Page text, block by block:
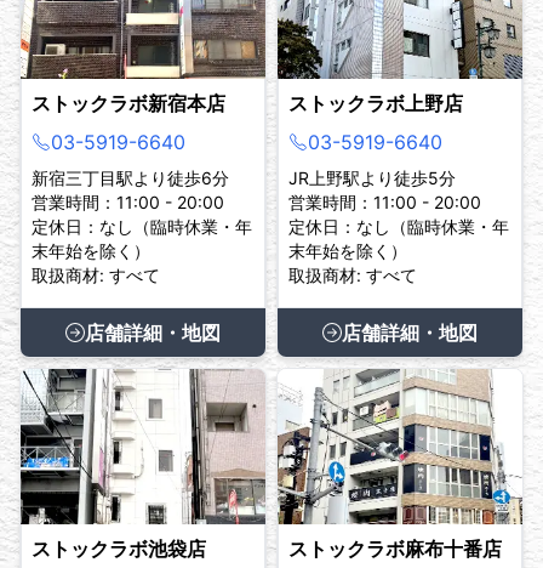
ストックラボ新宿本店
03-5919-6640
新宿三丁目駅より徒歩6分
営業時間：11:00 - 20:00
定休日：なし（臨時休業・年
末年始を除く）
取扱商材: すべて
店舗詳細・地図
ストックラボ上野店
03-5919-6640
JR上野駅より徒歩5分
営業時間：11:00 - 20:00
定休日：なし（臨時休業・年
末年始を除く）
取扱商材: すべて
店舗詳細・地図
ストックラボ池袋店
ストックラボ麻布十番店